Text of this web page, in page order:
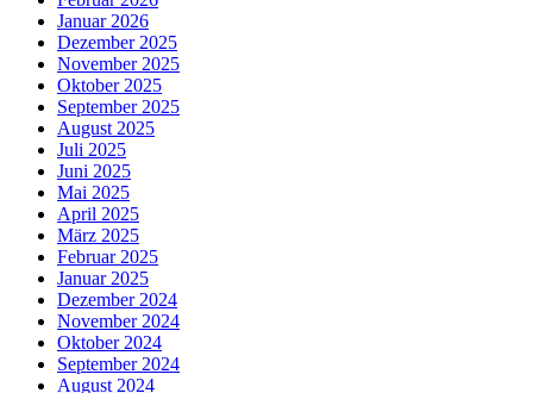
Januar 2026
Dezember 2025
November 2025
Oktober 2025
September 2025
August 2025
Juli 2025
Juni 2025
Mai 2025
April 2025
März 2025
Februar 2025
Januar 2025
Dezember 2024
November 2024
Oktober 2024
September 2024
August 2024